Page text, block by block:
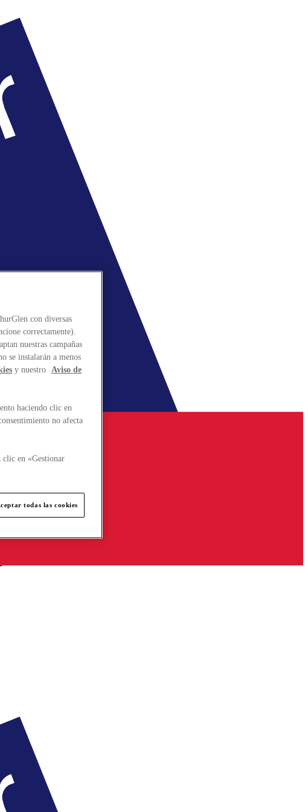
con diversas
correctamente).
nuestras campañas
se instalarán a menos
y nuestro Aviso de
haciendo clic en
no afecta
clic en «Gestionar
todas las cookies